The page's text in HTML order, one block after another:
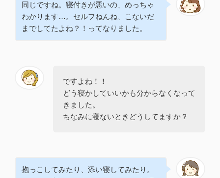
同じですね。寝付きが悪いの、めっちゃ
わかります…。 セルフねんね、こないだ
までしてたよね？！ってなりました。
ですよね！！
どう寝かしていいかも分からなくなって
きました。
ちなみに寝ないときどうしてますか？
抱っこしてみたり、添い寝してみたり。